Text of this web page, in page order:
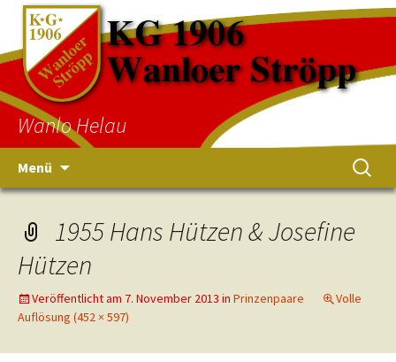
Wanlo Helau
Menü
1955 Hans Hützen & Josefine
Hützen
Veröffentlicht am 7. November 2013 in Prinzenpaare
Volle
Auflösung (452 × 597)